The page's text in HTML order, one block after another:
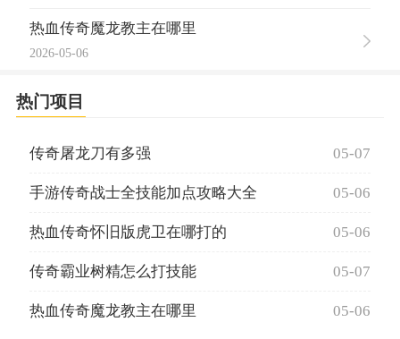
热血传奇魔龙教主在哪里
2026-05-06
热门项目
传奇屠龙刀有多强 05-07
手游传奇战士全技能加点攻略大全 05-06
热血传奇怀旧版虎卫在哪打的 05-06
传奇霸业树精怎么打技能 05-07
热血传奇魔龙教主在哪里 05-06